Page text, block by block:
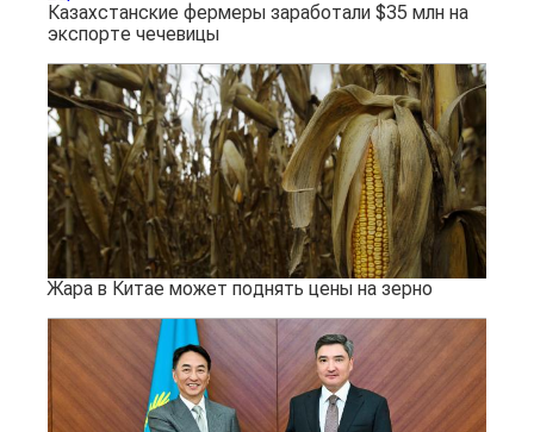
Казахстанские фермеры заработали $35 млн на
экспорте чечевицы
Жара в Китае может поднять цены на зерно